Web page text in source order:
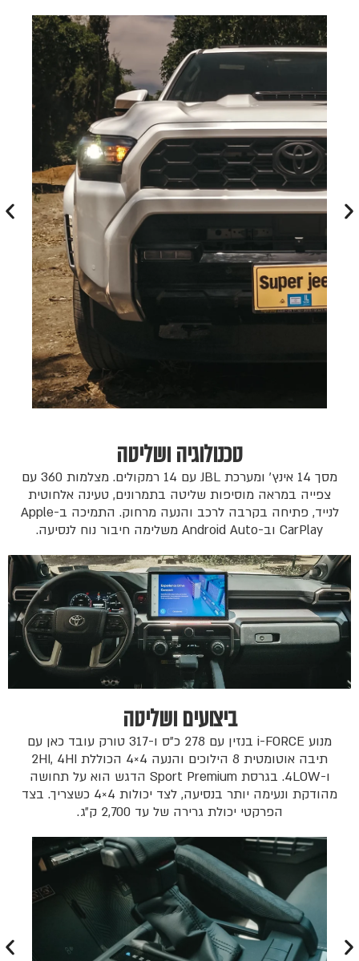
טכנולוגיה ושליטה
מסך 14 אינץ׳ ומערכת JBL עם 14 רמקולים. מצלמות 360 עם
צפייה במראה מוסיפות שליטה בתמרונים, טעינה אלחוטית
לנייד, פתיחה בקרבה לרכב והנעה מרחוק. התמיכה ב-Apple
CarPlay וב-Android Auto משלימה חיבור נוח לנסיעה.
ביצועים ושליטה
מנוע i-FORCE בנזין עם 278 כ״ס ו-317 טורק עובד כאן עם
תיבה אוטומטית 8 הילוכים והנעה 4×4 הכוללת 2HI, 4HI
ו-4LOW. בגרסת Sport Premium הדגש הוא על תחושה
מהודקת ונעימה יותר בנסיעה, לצד יכולות 4×4 כשצריך. בצד
הפרקטי יכולת גרירה של עד 2,700 ק״ג.